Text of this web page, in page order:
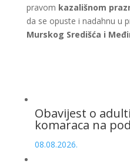
pravom kazališnom
da se opuste i nadahnu u
Murskog Središća i
Obavijest o
komaraca na
08.08.2026.